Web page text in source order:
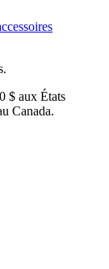
$ aux États
Canada.